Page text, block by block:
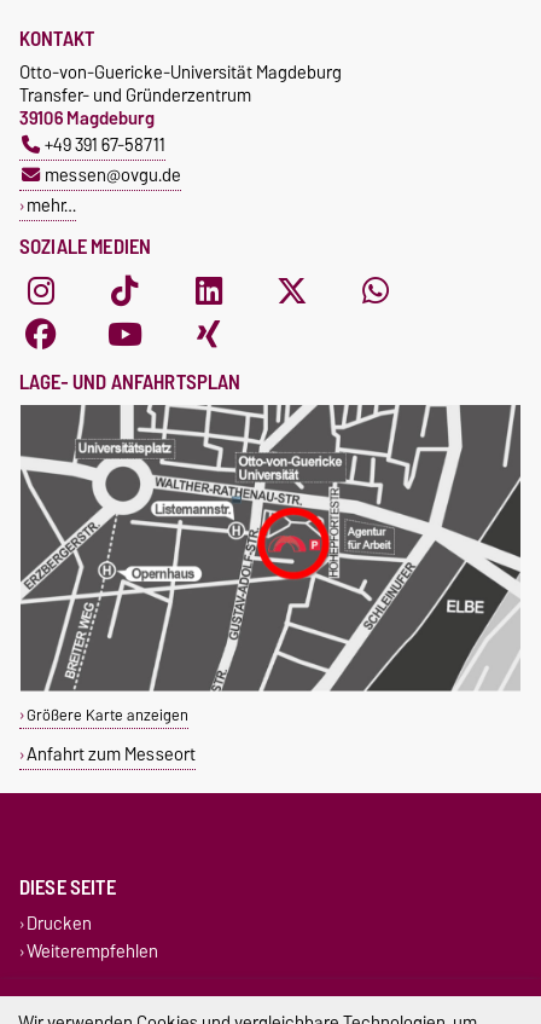
SOZIALE MEDIEN
KONTAKT
Otto-von-Guericke-Universität Magdeburg
Transfer- und Gründerzentrum
39106 Magdeburg
+49 391 67-58711
messen@ovgu.de
mehr…
LAGE- UND ANFAHRTSPLAN
Größere Karte anzeigen
Anfahrt zum Messeort
DIESE SEITE
Drucken
Weiterempfehlen
Impressum